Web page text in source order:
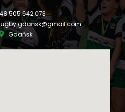
505 642 073
Gdańsk